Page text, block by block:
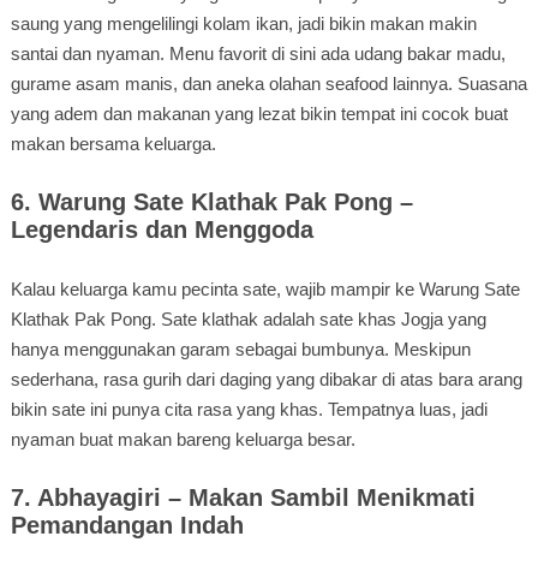
saung yang mengelilingi kolam ikan, jadi bikin makan makin
santai dan nyaman. Menu favorit di sini ada udang bakar madu,
gurame asam manis, dan aneka olahan seafood lainnya. Suasana
yang adem dan makanan yang lezat bikin tempat ini cocok buat
makan bersama keluarga.
6. Warung Sate Klathak Pak Pong –
Legendaris dan Menggoda
Kalau keluarga kamu pecinta sate, wajib mampir ke Warung Sate
Klathak Pak Pong. Sate klathak adalah sate khas Jogja yang
hanya menggunakan garam sebagai bumbunya. Meskipun
sederhana, rasa gurih dari daging yang dibakar di atas bara arang
bikin sate ini punya cita rasa yang khas. Tempatnya luas, jadi
nyaman buat makan bareng keluarga besar.
7. Abhayagiri – Makan Sambil Menikmati
Pemandangan Indah